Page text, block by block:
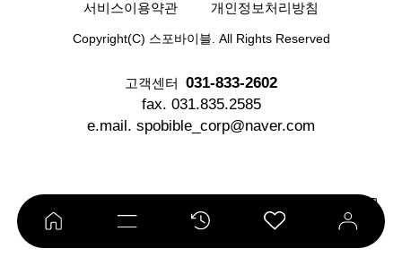
서비스이용약관 개인정보처리방침
Copyright(C) 스포바이블. All Rights Reserved
고객센터 031-833-2602
fax. 031.835.2585
e.mail. spobible_corp@naver.com